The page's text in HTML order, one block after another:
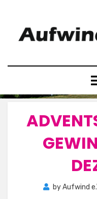
content
byAufwind